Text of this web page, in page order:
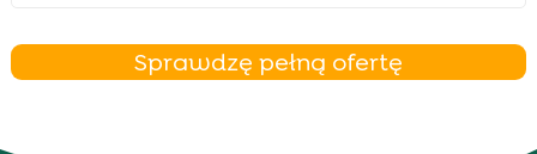
Sprawdzę pełną ofertę